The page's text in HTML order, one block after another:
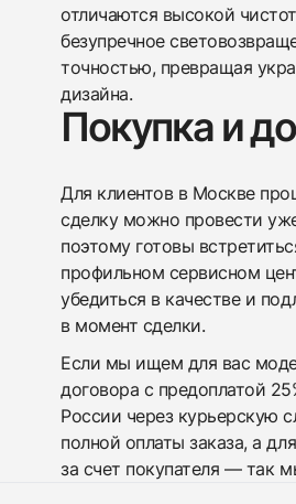
отличаются высокой
безупречное
точностью, превращая
дизайна.
Покупка и
Для клиентов в Москве
сделку можно провести
поэтому готовы
профильном сервисном
убедиться в качестве и
в момент сделки.
Если мы ищем для вас
договора с предоплатой
России через курьерскую
полной оплаты заказа, а
за счет покупателя — так